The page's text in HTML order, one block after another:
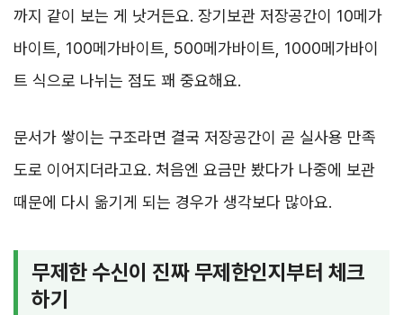
까지 같이 보는 게 낫거든요. 장기보관 저장공간이 10메가
바이트, 100메가바이트, 500메가바이트, 1000메가바이
트 식으로 나뉘는 점도 꽤 중요해요.
문서가 쌓이는 구조라면 결국 저장공간이 곧 실사용 만족
도로 이어지더라고요. 처음엔 요금만 봤다가 나중에 보관
때문에 다시 옮기게 되는 경우가 생각보다 많아요.
무제한 수신이 진짜 무제한인지부터 체크
하기